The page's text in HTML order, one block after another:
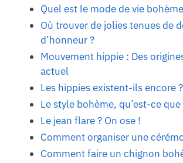
Quel est le mode de vie
Où trouver de jolies tenues de
d’honneur ?
Mouvement hippie : Des
actuel
Les hippies existent-ils encore ?
Le style bohème, qu’est-ce que
Le jean flare ? On ose !
Comment organiser une
Comment faire un chignon